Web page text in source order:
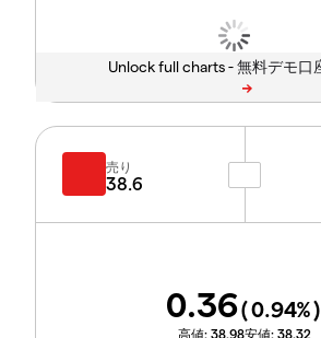
Unlock full charts -
売り
38.6
0.36(0.94%)
高値: 38.98安値: 38.32